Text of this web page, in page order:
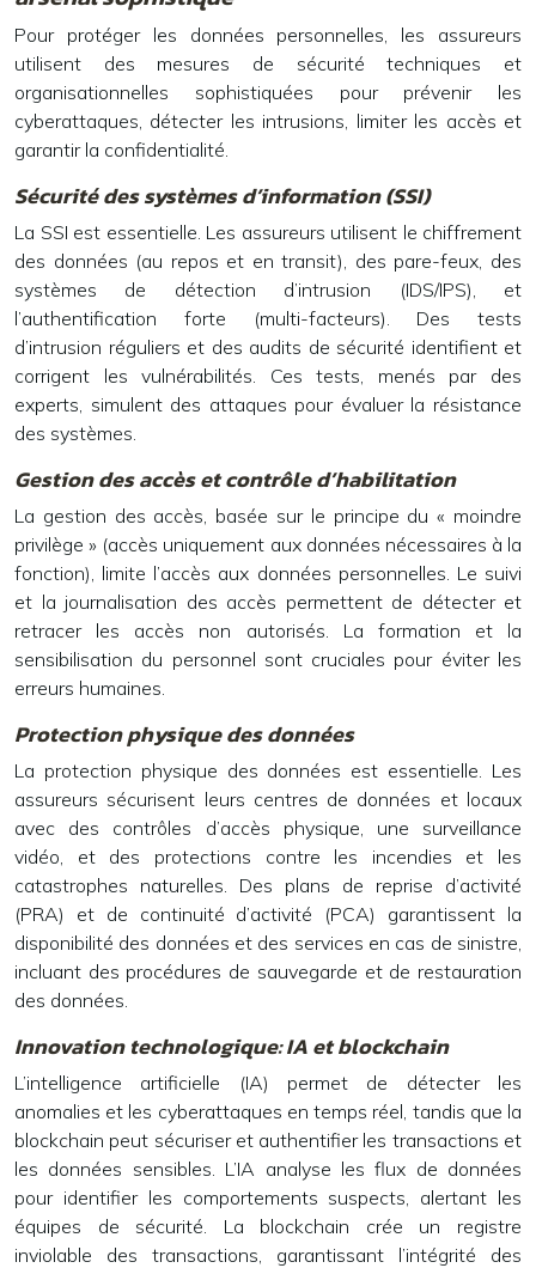
Pour protéger les données personnelles, les assureurs
utilisent des mesures de sécurité techniques et
organisationnelles sophistiquées pour prévenir les
cyberattaques, détecter les intrusions, limiter les accès et
garantir la confidentialité.
Sécurité des systèmes d’information (SSI)
La SSI est essentielle. Les assureurs utilisent le chiffrement
des données (au repos et en transit), des pare-feux, des
systèmes de détection d’intrusion (IDS/IPS), et
l’authentification forte (multi-facteurs). Des tests
d’intrusion réguliers et des audits de sécurité identifient et
corrigent les vulnérabilités. Ces tests, menés par des
experts, simulent des attaques pour évaluer la résistance
des systèmes.
Gestion des accès et contrôle d’habilitation
La gestion des accès, basée sur le principe du « moindre
privilège » (accès uniquement aux données nécessaires à la
fonction), limite l’accès aux données personnelles. Le suivi
et la journalisation des accès permettent de détecter et
retracer les accès non autorisés. La formation et la
sensibilisation du personnel sont cruciales pour éviter les
erreurs humaines.
Protection physique des données
La protection physique des données est essentielle. Les
assureurs sécurisent leurs centres de données et locaux
avec des contrôles d’accès physique, une surveillance
vidéo, et des protections contre les incendies et les
catastrophes naturelles. Des plans de reprise d’activité
(PRA) et de continuité d’activité (PCA) garantissent la
disponibilité des données et des services en cas de sinistre,
incluant des procédures de sauvegarde et de restauration
des données.
Innovation technologique: IA et blockchain
L’intelligence artificielle (IA) permet de détecter les
anomalies et les cyberattaques en temps réel, tandis que la
blockchain peut sécuriser et authentifier les transactions et
les données sensibles. L’IA analyse les flux de données
pour identifier les comportements suspects, alertant les
équipes de sécurité. La blockchain crée un registre
inviolable des transactions, garantissant l’intégrité des